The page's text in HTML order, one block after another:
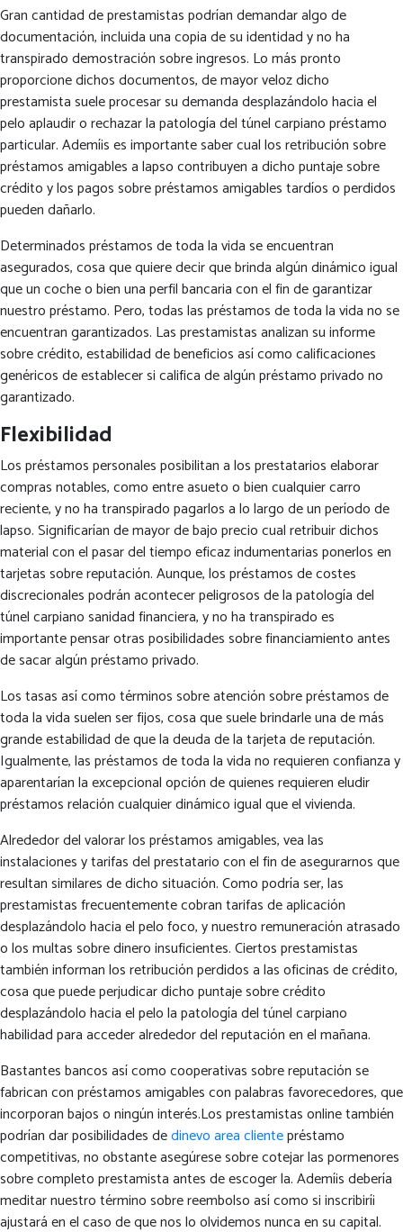
Gran cantidad de prestamistas podrían demandar algo de
documentación, incluida una copia de su identidad y no ha
transpirado demostración sobre ingresos. Lo más pronto
proporcione dichos documentos, de mayor veloz dicho
prestamista suele procesar su demanda desplazándolo hacia el
pelo aplaudir o rechazar la patologí­a del túnel carpiano préstamo
particular. Ademí¡s es importante saber cual los retribución sobre
préstamos amigables a lapso contribuyen a dicho puntaje sobre
crédito y los pagos sobre préstamos amigables tardíos o perdidos
pueden dañarlo.
Determinados préstamos de toda la vida se encuentran
asegurados, cosa que quiere decir que brinda algún dinámico igual
que un coche o bien una perfil bancaria con el fin de garantizar
nuestro préstamo. Pero, todas las préstamos de toda la vida no se
encuentran garantizados. Las prestamistas analizan su informe
sobre crédito, estabilidad de beneficios así­ como calificaciones
genéricos de establecer si califica de algún préstamo privado no
garantizado.
Flexibilidad
Los préstamos personales posibilitan a los prestatarios elaborar
compras notables, como entre asueto o bien cualquier carro
reciente, y no ha transpirado pagarlos a lo largo de un período de
lapso. Significarían de mayor de bajo precio cual retribuir dichos
material con el pasar del tiempo eficaz indumentarias ponerlos en
tarjetas sobre reputación. Aunque, los préstamos de costes
discrecionales podrán acontecer peligrosos de la patologí­a del
túnel carpiano sanidad financiera, y no ha transpirado es
importante pensar otras posibilidades sobre financiamiento antes
de sacar algún préstamo privado.
Los tasas así­ como términos sobre atención sobre préstamos de
toda la vida suelen ser fijos, cosa que suele brindarle una de más
grande estabilidad de que la deuda de la tarjeta de reputación.
Igualmente, las préstamos de toda la vida no requieren confianza y
aparentarían la excepcional opción de quienes requieren eludir
préstamos relación cualquier dinámico igual que el vivienda.
Alrededor del valorar los préstamos amigables, vea las
instalaciones y tarifas del prestatario con el fin de asegurarnos que
resultan similares de dicho situación. Como podrí­a ser, las
prestamistas frecuentemente cobran tarifas de aplicación
desplazándolo hacia el pelo foco, y nuestro remuneración atrasado
o los multas sobre dinero insuficientes. Ciertos prestamistas
también informan los retribución perdidos a las oficinas de crédito,
cosa que puede perjudicar dicho puntaje sobre crédito
desplazándolo hacia el pelo la patologí­a del túnel carpiano
habilidad para acceder alrededor del reputación en el mañana.
Bastantes bancos así­ como cooperativas sobre reputación se
fabrican con préstamos amigables con palabras favorecedores, que
incorporan bajos o ningún interés.Los prestamistas online también
podrían dar posibilidades dedinevo area clientepréstamo
competitivas, no obstante asegúrese sobre cotejar las pormenores
sobre completo prestamista antes de escoger la. Ademí¡s debería
meditar nuestro término sobre reembolso así­ como si inscribirí¡
ajustará en el caso de que nos lo olvidemos nunca en su capital.